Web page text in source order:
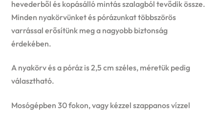
hevederből és kopásálló mintás szalagból tevődik össze.
Minden nyakörvünket és pórázunkat többszörös
varrással erősítünk meg a nagyobb biztonság
érdekében.
A nyakörv és a póráz is 2,5 cm széles, méretük pedig
választható.
Mosógépben 30 fokon, vagy kézzel szappanos vízzel